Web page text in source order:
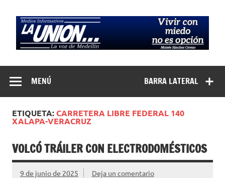
contenido
Medios
Informativos La
Unión…
BARRA LATERAL
MENÚ
ETIQUETA:CARRETERA LIBRE FEDERAL 140
XALAPA-VERACRUZ
VOLCÓ TRÁILER CON ELECTRODOMÉSTICOS
9 de junio de 2025 Deja un comentario